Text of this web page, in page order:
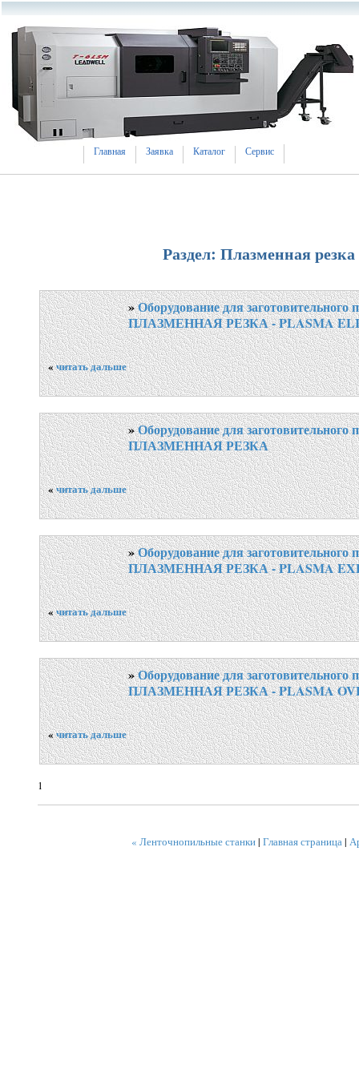
Главная Заявка Каталог Сервис
Раздел: Плазменная резка
»Оборудование для заготовительного
ПЛАЗМЕННАЯ РЕЗКА - PLASMA
«читать дальше
»Оборудование для заготовительного
ПЛАЗМЕННАЯ РЕЗКА
«читать дальше
»Оборудование для заготовительного
ПЛАЗМЕННАЯ РЕЗКА - PLASMA
«читать дальше
»Оборудование для заготовительного
ПЛАЗМЕННАЯ РЕЗКА - PLASMA
«читать дальше
1
« Ленточнопильные станки| Главная страница|